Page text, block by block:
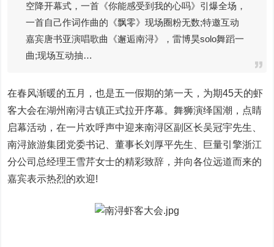
空降开幕式，一首《你能感受到我的心吗》引爆全场，
一首自己作词作曲的《飘零》现场圈粉无数;特邀互动
嘉宾唐书亚演唱歌曲《邂逅南浔》，雷博昊solo舞蹈一
曲;现场互动抽…
在春风渐暖的五月，也是五一假期的第一天，为期45天的虾
客大会在湖州南浔古镇正式拉开序幕。舞狮演绎国潮，点睛
启幕活动，在一片欢呼声中迎来南浔区副区长吴冠宇先生、
南浔旅游集团党委书记、董事长刘厚平先生、巨量引擎浙江
分公司总经理王雪芹女士的精彩致辞，并向各位远道而来的
嘉宾表示热烈的欢迎!